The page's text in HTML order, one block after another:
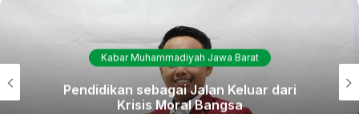
“Musywil adalah momentum membumikan eksistensi
Muhammadiyah Cirebon ke tingkat wilayah maupun
nasional,” ujar Ketua PDM Kota Cirebon, Digyono.
Kabar Muhammadiyah Jawa Barat
Pendidikan sebagai Jalan Keluar dari
Krisis Moral Bangsa